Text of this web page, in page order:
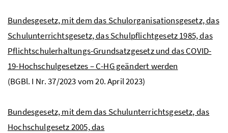
Bundesgesetz, mit dem das Schulorganisationsgesetz, das
Schulunterrichtsgesetz, das Schulpflichtgesetz 1985, das
Pflichtschulerhaltungs-Grundsatzgesetz und dasCOVID-
19-Hochschulgesetzes – C-HG geändert werden
(BGBl. I Nr. 37/2023 vom 20. April 2023)
Bundesgesetz, mit dem das Schulunterrichtsgesetz, das
Hochschulgesetz 2005, das